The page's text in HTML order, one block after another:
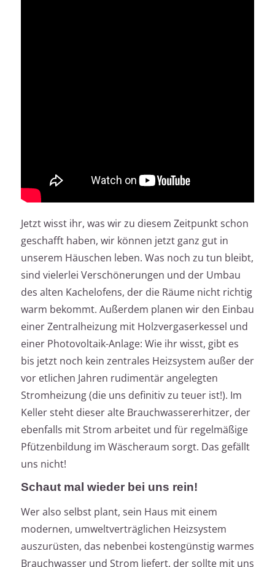
Jetzt wisst ihr, was wir zu diesem Zeitpunkt schon
geschafft haben, wir können jetzt ganz gut in
unserem Häuschen leben. Was noch zu tun bleibt,
sind vielerlei Verschönerungen und der Umbau
des alten Kachelofens, der die Räume nicht richtig
warm bekommt. Außerdem planen wir den Einbau
einer Zentralheizung mit Holzvergaserkessel und
einer Photovoltaik-Anlage: Wie ihr wisst, gibt es
bis jetzt noch kein zentrales Heizsystem außer der
vor etlichen Jahren rudimentär angelegten
Stromheizung (die uns definitiv zu teuer ist!). Im
Keller steht dieser alte Brauchwassererhitzer, der
ebenfalls mit Strom arbeitet und für regelmäßige
Pfützenbildung im Wäscheraum sorgt. Das gefällt
uns nicht!
Schaut mal wieder bei uns rein!
Wer also selbst plant, sein Haus mit einem
modernen, umweltverträglichen Heizsystem
auszurüsten, das nebenbei kostengünstig warmes
Brauchwasser und Strom liefert, der sollte mit uns